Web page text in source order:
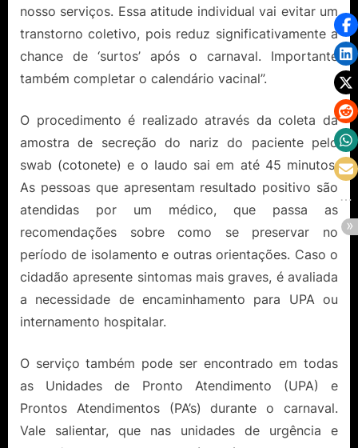
nosso serviços. Essa atitude individual vai evitar um
transtorno coletivo, pois reduz significativamente a
chance de ‘surtos’ após o carnaval. Importante
também completar o calendário vacinal”.
O procedimento é realizado através da coleta da
amostra de secreção do nariz do paciente pelo
swab (cotonete) e o laudo sai em até 45 minutos.
As pessoas que apresentam resultado positivo são
atendidas por um médico, que passa as
recomendações sobre como se preservar no
período de isolamento e outras orientações. Caso o
cidadão apresente sintomas mais graves, é avaliada
a necessidade de encaminhamento para UPA ou
internamento hospitalar.
O serviço também pode ser encontrado em todas
as Unidades de Pronto Atendimento (UPA) e
Prontos Atendimentos (PA’s) durante o carnaval.
Vale salientar, que nas unidades de urgência e